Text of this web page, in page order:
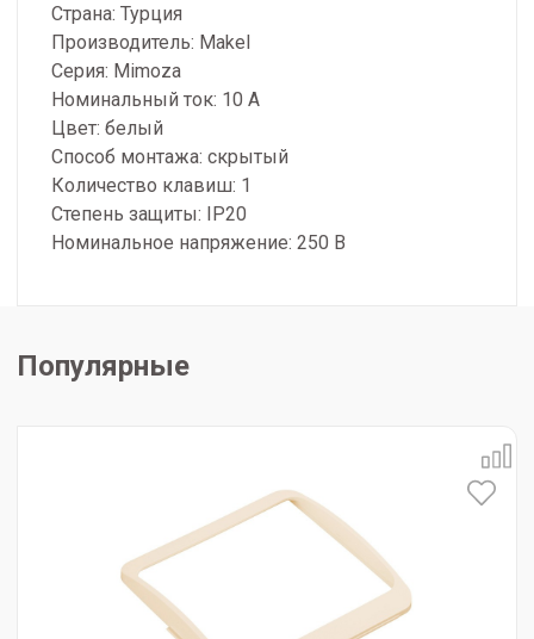
Страна: Турция
Производитель: Makel
Серия: Mimoza
Номинальный ток: 10 А
Цвет: белый
Способ монтажа: скрытый
Количество клавиш: 1
Степень защиты: IP20
Номинальное напряжение: 250 В
Популярные